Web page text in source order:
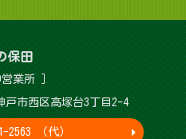
保 田
業 所 ］
戸市西区高塚台3丁目2-4
2563 （代）